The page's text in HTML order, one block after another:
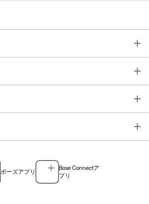
ボーズアプリ
Bose Connectア
プリ